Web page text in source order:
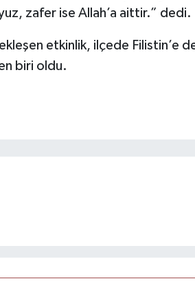
zafer ise Allah’a aittir.” dedi.
etkinlik, ilçede Filistin’e
biri oldu.